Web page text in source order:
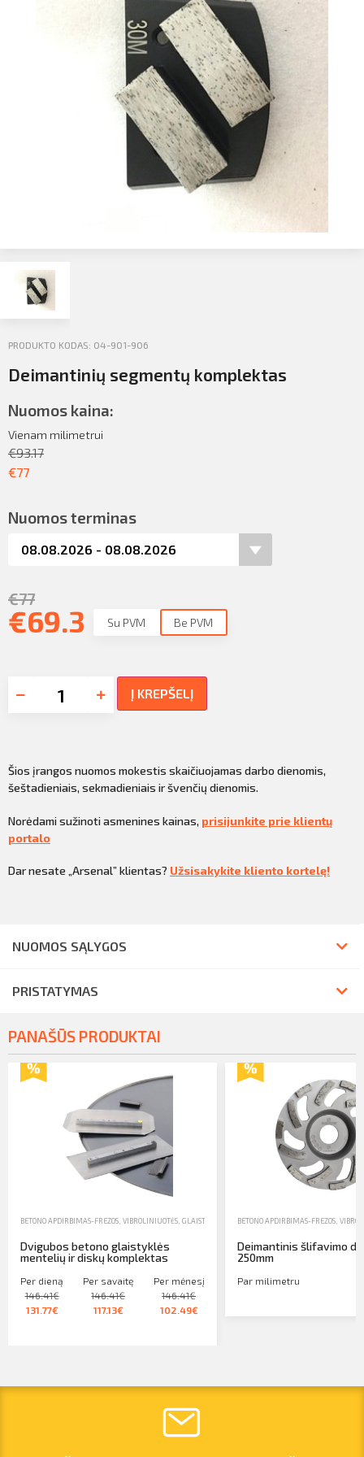
SIŲSTI
PRODUKTO KODAS: 04-901-906
Deimantinių segmentų komplektas
Nuomos kaina:
Vienam milimetrui
€93.17
€77
Nuomos terminas
€77
€69.3 Su PVM Be PVM
Į KREPŠELĮ
Šios įrangos nuomos mokestis skaičiuojamas darbo dienomis,
šeštadieniais, sekmadieniais ir švenčių dienomis.
Norėdami sužinoti asmenines kainas, prisijunkite prie klientų
portalo
Dar nesate „Arsenal” klientas? Užsisakykite kliento kortelę!
NUOMOS SĄLYGOS
PRISTATYMAS
PANAŠŪS PRODUKTAI
BETONO APDIRBIMAS-FREZOS, VIBROLINIUOTĖS, GLAISTYKLĖS BETONO APDIRBIMO PRIEDAI,NUOMA
Dvigubos betono glaistyklės
mentelių ir diskų komplektas
Per dieną
146.41€
131.77€
Per savaitę
146.41€
117.13€
Per mėnesį
146.41€
102.49€
BETONO APDIRBIMAS-FREZOS,
Deimantinis šlifavimo
250mm
Par milimetru